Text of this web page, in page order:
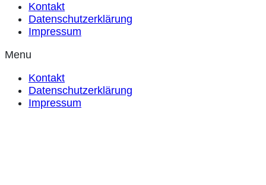
Kontakt
Datenschutzerklärung
Impressum
Menu
Kontakt
Datenschutzerklärung
Impressum